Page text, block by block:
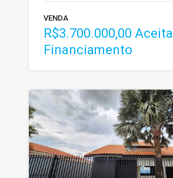
VENDA
R$3.700.000,00 Aceita
Financiamento